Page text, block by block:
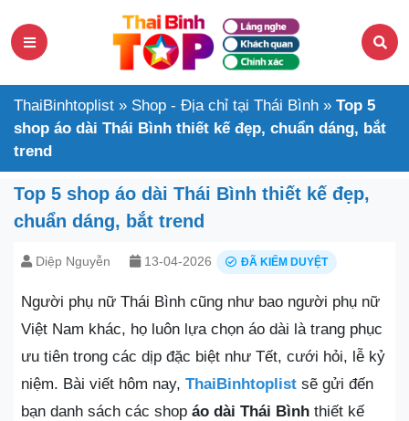
ThaiBinhtoplist » Shop - Địa chỉ tại Thái Bình » Top 5
shop áo dài Thái Bình thiết kế đẹp, chuẩn dáng, bắt
trend
Top 5 shop áo dài Thái Bình thiết kế đẹp,
chuẩn dáng, bắt trend
Diệp Nguyễn 13-04-2026 ĐÃ KIỂM DUYỆT
Người phụ nữ Thái Bình cũng như bao người phụ nữ
Việt Nam khác, họ luôn lựa chọn áo dài là trang phục
ưu tiên trong các dịp đặc biệt như Tết, cưới hỏi, lễ kỷ
niệm. Bài viết hôm nay, ThaiBinhtoplist sẽ gửi đến
bạn danh sách các shop áo dài Thái Bình thiết kế